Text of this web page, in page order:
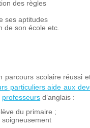
des règles
ses aptitudes
de son école etc.
scolaire réussi
particuliers aide aux
professeurs d’anglais :
du primaire ;
soigneusement